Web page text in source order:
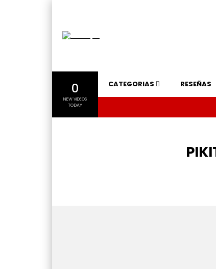
0
NEW VIDEOS
TODAY
CATEGORIAS RESEÑAS